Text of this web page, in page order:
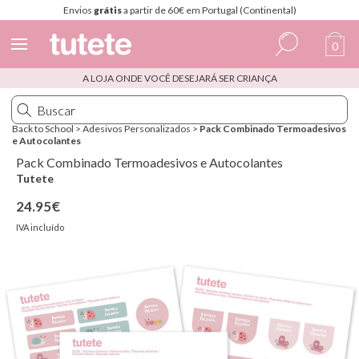
Envios grátisa partir de 60€ em Portugal (Continental)
Espanhol
Italiano
Inglês
0
A LOJA ONDE VOCÊ DESEJARÁ SER CRIANÇA
Back to School > Adesivos Personalizados > Pack Combinado Termoadesivos
e Autocolantes
Pack Combinado Termoadesivos e Autocolantes
Tutete
24.95€
IVA incluído